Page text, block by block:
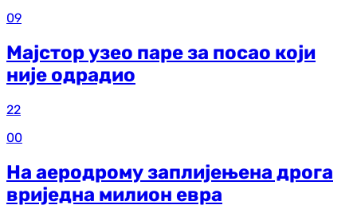
09
Мајстор узео паре за посао који
није одрадио
22
00
На аеродрому заплијењена дрога
вриједна милион евра